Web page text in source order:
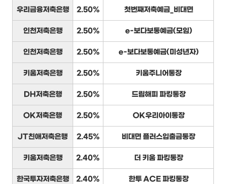
우리금융저축은행 2.50% 첫번째저축예금_비대면
인천저축은행 2.50% e-보다보통예금(모임)
인천저축은행 2.50% e-보다보통예금(미성년자)
키움저축은행 2.50% 키움주니어통장
DH저축은행 2.50% 드림해피 파킹통장
OK저축은행 2.50% OK우리아이통장
JT친애저축은행 2.45% 비대면 플러스입출금통장
키움저축은행 2.40% 더 키움 파킹통장
한국투자저축은행 2.40% 한투 ACE 파킹통장